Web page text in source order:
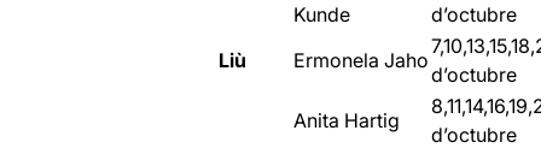
Kunde
d’octubre
Liù
Ermonela Jaho
d’octubre
Anita Hartig
d’octubre